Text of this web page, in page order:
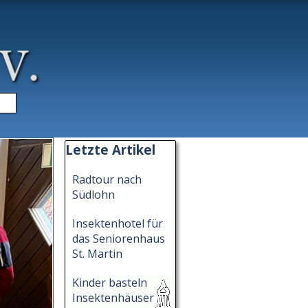
Block überspringen Letzte Artikel
Letzte Artikel
Radtour nach
Südlohn
Insektenhotel für
das Seniorenhaus
St. Martin
Kinder basteln
Insektenhäuser